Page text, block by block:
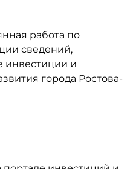
работа по
сведений,
инвестиции и
города Ростова-